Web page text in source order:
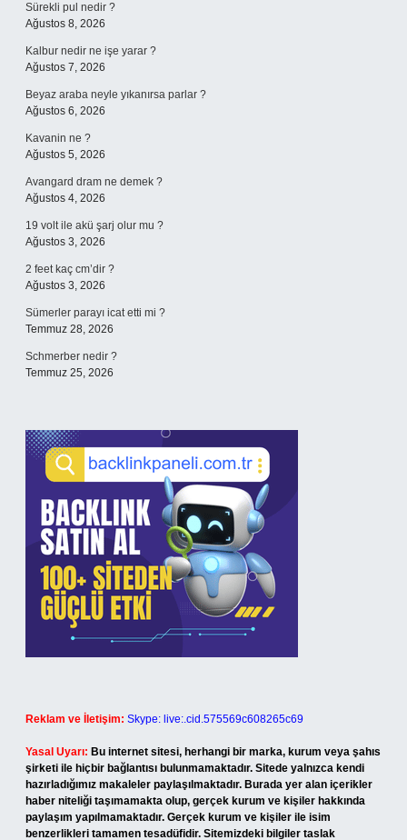
Sürekli pul nedir ?
Ağustos 8, 2026
Kalbur nedir ne işe yarar ?
Ağustos 7, 2026
Beyaz araba neyle yıkanırsa parlar ?
Ağustos 6, 2026
Kavanin ne ?
Ağustos 5, 2026
Avangard dram ne demek ?
Ağustos 4, 2026
19 volt ile akü şarj olur mu ?
Ağustos 3, 2026
2 feet kaç cm’dir ?
Ağustos 3, 2026
Sümerler parayı icat etti mi ?
Temmuz 28, 2026
Schmerber nedir ?
Temmuz 25, 2026
Reklam ve İletişim: Skype: live:.cid.575569c608265c69
Yasal Uyarı: Bu internet sitesi, herhangi bir marka, kurum veya şahıs
şirketi ile hiçbir bağlantısı bulunmamaktadır. Sitede yalnızca kendi
hazırladığımız makaleler paylaşılmaktadır. Burada yer alan içerikler
haber niteliği taşımamakta olup, gerçek kurum ve kişiler hakkında
paylaşım yapılmamaktadır. Gerçek kurum ve kişiler ile isim
benzerlikleri tamamen tesadüfidir. Sitemizdeki bilgiler taslak